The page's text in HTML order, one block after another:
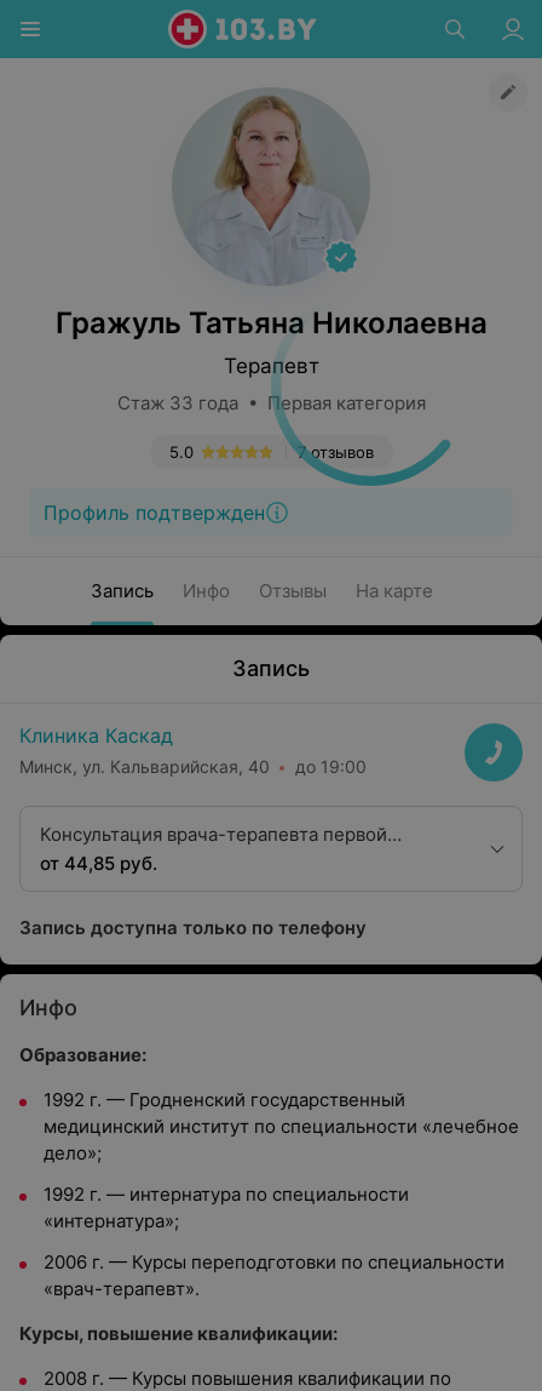
Гражуль Татьяна Николаевна
Терапевт
Стаж 33 года • Первая категория
7 отзывов
5.0
Профиль подтвержден
Запись Инфо Отзывы На карте
Запись
Клиника Каскад
Минск, ул. Кальварийская, 40 до 19:00
Консультация врача-терапевта первой
категории
от 44,85 руб.
Запись доступна только по телефону
Инфо
Образование:
1992 г. — Гродненский государственный
медицинский институт по специальности «лечебное
дело»;
1992 г. — интернатура по специальности
«интернатура»;
2006 г. — Курсы переподготовки по специальности
«врач-терапевт».
Курсы, повышение квалификации:
2008 г. — Курсы повышения квалификации по